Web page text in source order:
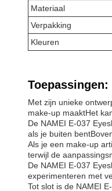
Materiaal
Verpakking
Kleuren
Toepassingen:
Met zijn unieke
make-up maaktHet
De NAMEI E-037
als je buiten
Als je een make-up
terwijl de
De NAMEI E-037
experimenteren met
Tot slot is de NAMEI